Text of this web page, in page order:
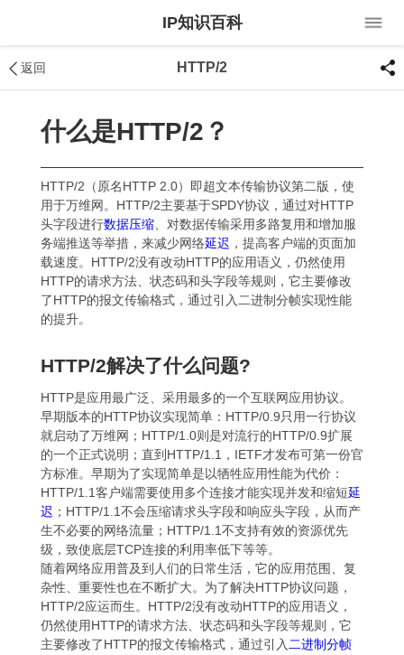
IP知识百科
返回 HTTP/2
什么是HTTP/2？
HTTP/2（原名HTTP 2.0）即超文本传输协议第二版，使
用于万维网。HTTP/2主要基于SPDY协议，通过对HTTP
头字段进行数据压缩 、对数据传输采用多路复用和增加服
务端推送等举措，来减少网络延迟 ，提高客户端的页面加
载速度。HTTP/2没有改动HTTP的应用语义，仍然使用
HTTP的请求方法、状态码和头字段等规则，它主要修改
了HTTP的报文传输格式，通过引入二进制分帧实现性能
的提升。
HTTP/2解决了什么问题?
HTTP是应用最广泛、采用最多的一个互联网应用协议。
早期版本的HTTP协议实现简单：HTTP/0.9只用一行协议
就启动了万维网；HTTP/1.0则是对流行的HTTP/0.9扩展
的一个正式说明；直到HTTP/1.1，IETF才发布可第一份官
方标准。早期为了实现简单是以牺牲应用性能为代价：
HTTP/1.1客户端需要使用多个连接才能实现并发和缩短延
迟 ；HTTP/1.1不会压缩请求头字段和响应头字段，从而产
生不必要的网络流量；HTTP/1.1不支持有效的资源优先
级，致使底层TCP连接的利用率低下等等。
随着网络应用普及到人们的日常生活，它的应用范围、复
杂性、重要性也在不断扩大。为了解决HTTP协议问题，
HTTP/2应运而生。HTTP/2没有改动HTTP的应用语义，
仍然使用HTTP的请求方法、状态码和头字段等规则，它
主要修改了HTTP的报文传输格式，通过引入 二进制分帧